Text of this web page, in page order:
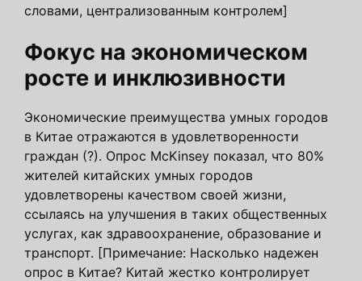
словами, централизованным контролем]
Фокус на экономическом
росте и инклюзивности
Экономические преимущества умных городов
в Китае отражаются в удовлетворенности
граждан (?). Опрос McKinsey показал, что 80%
жителей китайских умных городов
удовлетворены качеством своей жизни,
ссылаясь на улучшения в таких общественных
услугах, как здравоохранение, образование и
транспорт. [Примечание: Насколько надежен
опрос в Китае? Китай жестко контролирует